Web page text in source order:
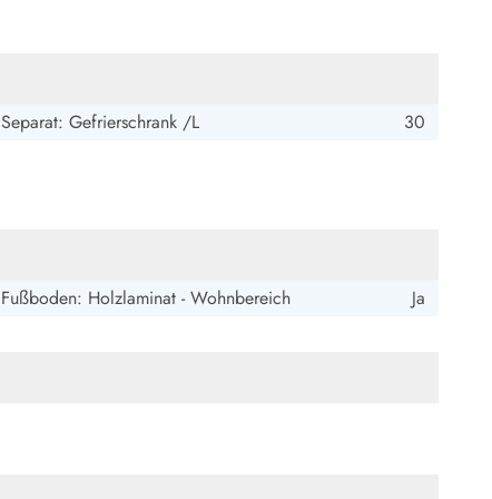
Separat: Gefrierschrank /L 30
Fußboden: Holzlaminat - Wohnbereich Ja